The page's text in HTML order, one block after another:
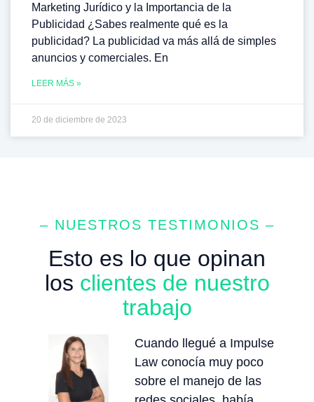
Marketing Jurídico y la Importancia de la
Publicidad ¿Sabes realmente qué es la
publicidad? La publicidad va más allá de simples
anuncios y comerciales. En
LEER MÁS »
20 de diciembre de 2023
– NUESTROS TESTIMONIOS –
Esto es lo que opinan
los clientes de nuestro
trabajo
Cuando llegué a Impulse
Law conocía muy poco
sobre el manejo de las